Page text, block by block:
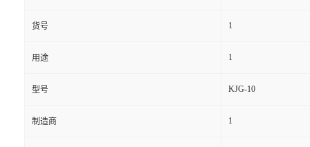
货号 1
用途 1
型号 KJG-10
制造商 1